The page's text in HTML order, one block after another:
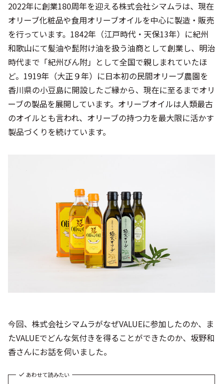
2022年に創業180周年を迎える株式会社シマムラは、現在
オリーブ化粧品や食用オリーブオイルを中心に製造・販売
を行っています。1842年（江戸時代・天保13年）に紀州
和歌山にて髪油や髭附け油を扱う油商として創業し、明治
時代まで「紀州びん附」として全国で親しまれていたほ
ど。1919年（大正９年）に日本初の民間オリーブ農園を
香川県の小豆島に開設したご縁から、現在に至るまでオリ
ーブの製品を展開しています。オリーブオイルは人類最古
のオイルとも言われ、オリーブの持つ力を最大限に活かす
製品づくりを続けています。
今回、株式会社シマムラがなぜVALUEに参加したのか、ま
たVALUEでどんな気付きを得ることができたのか、坂野和
香さんにお話を伺いました。
あわせて読みたい